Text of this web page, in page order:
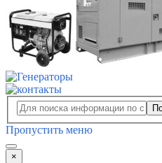
Пропустить меню
×